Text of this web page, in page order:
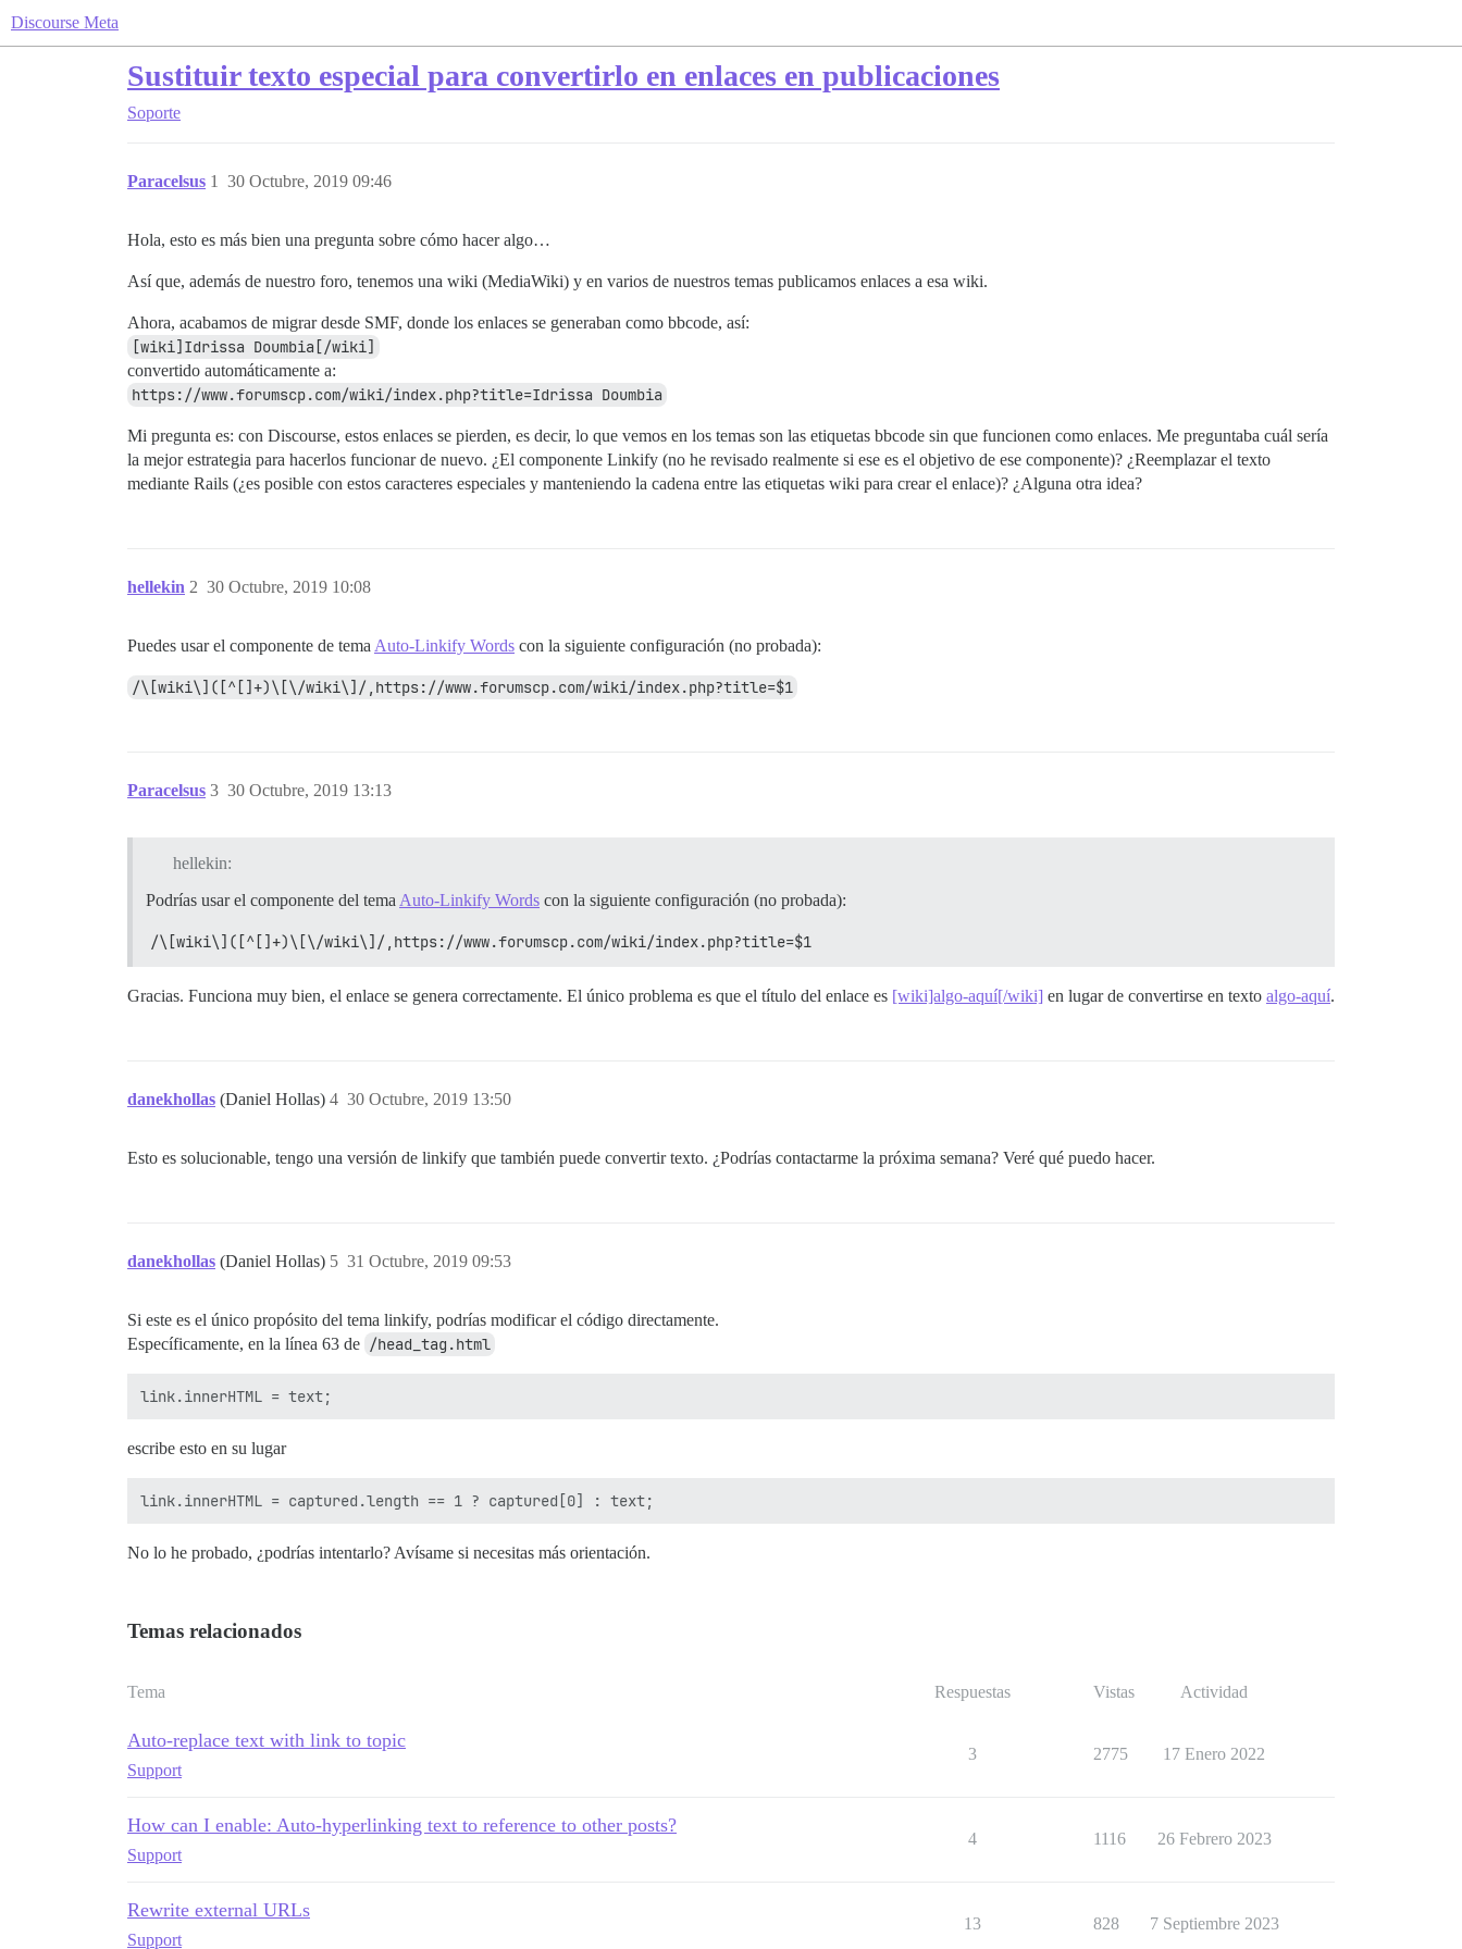
Discourse Meta
Sustituir texto especial para convertirlo en enlaces en publicaciones
Soporte
Paracelsus 30 Octubre, 2019 09:46
1
Hola, esto es más bien una pregunta sobre cómo hacer algo…
Así que, además de nuestro foro, tenemos una wiki (MediaWiki) y en varios de nuestros temas publicamos enlaces a esa wiki.
Ahora, acabamos de migrar desde SMF, donde los enlaces se generaban como bbcode, así:
[wiki]Idrissa Doumbia[/wiki]
convertido automáticamente a:
https://www.forumscp.com/wiki/index.php?title=Idrissa Doumbia
Mi pregunta es: con Discourse, estos enlaces se pierden, es decir, lo que vemos en los temas son las etiquetas bbcode sin que funcionen como enlaces. Me preguntaba cuál sería
la mejor estrategia para hacerlos funcionar de nuevo. ¿El componente Linkify (no he revisado realmente si ese es el objetivo de ese componente)? ¿Reemplazar el texto
mediante Rails (¿es posible con estos caracteres especiales y manteniendo la cadena entre las etiquetas wiki para crear el enlace)? ¿Alguna otra idea?
hellekin 30 Octubre, 2019 10:08
2
Puedes usar el componente de tema Auto-Linkify Words con la siguiente configuración (no probada):
/\[wiki\]([^[]+)\[\/wiki\]/,https://www.forumscp.com/wiki/index.php?title=$1
Paracelsus 30 Octubre, 2019 13:13
3
hellekin:
Podrías usar el componente del tema Auto-Linkify Words con la siguiente configuración (no probada):
/\[wiki\]([^[]+)\[\/wiki\]/,https://www.forumscp.com/wiki/index.php?title=$1
Gracias. Funciona muy bien, el enlace se genera correctamente. El único problema es que el título del enlace es [wiki]algo-aquí[/wiki] en lugar de convertirse en texto algo-aquí.
danekhollas (Daniel Hollas) 30 Octubre, 2019 13:50
4
Esto es solucionable, tengo una versión de linkify que también puede convertir texto. ¿Podrías contactarme la próxima semana? Veré qué puedo hacer.
danekhollas (Daniel Hollas) 31 Octubre, 2019 09:53
5
Si este es el único propósito del tema linkify, podrías modificar el código directamente.
Específicamente, en la línea 63 de /head_tag.html
escribe esto en su lugar
No lo he probado, ¿podrías intentarlo? Avísame si necesitas más orientación.
Temas relacionados
Tema Respuestas Vistas Actividad
Auto-replace text with link to topic
Support
3 2775 17 Enero 2022
How can I enable: Auto-hyperlinking text to reference to other posts?
Support
4 1116 26 Febrero 2023
Rewrite external URLs
Support
13 828 7 Septiembre 2023